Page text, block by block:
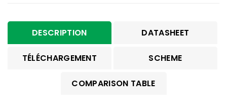
DESCRIPTION DATASHEET
TÉLÉCHARGEMENT SCHEME
COMPARISON TABLE